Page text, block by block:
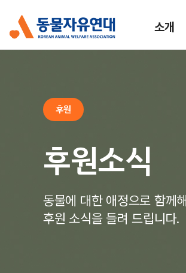
소개
후원
후원소식
동물에 대한 애정으로 함께
후원 소식을 들려 드립니다.